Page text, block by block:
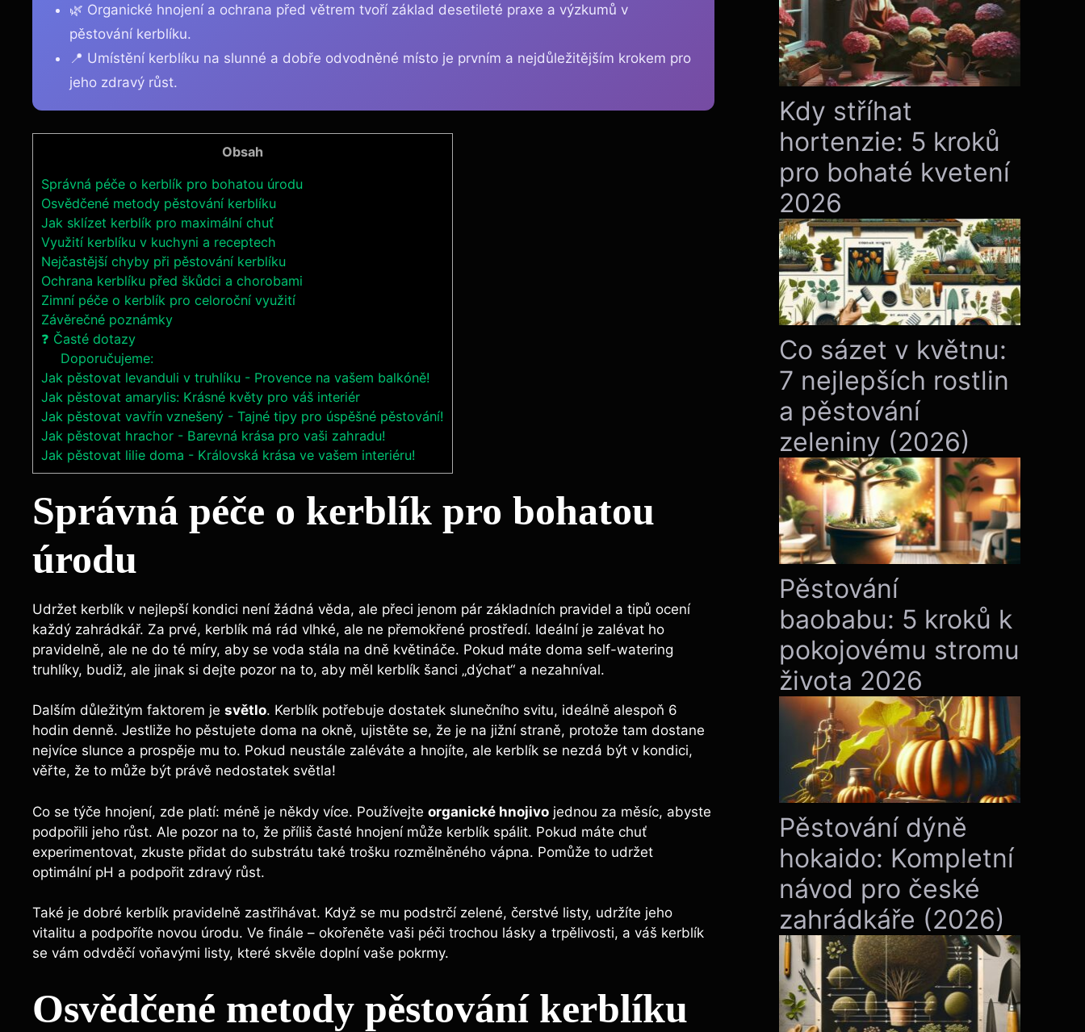
🌿 Organické hnojení a ochrana před větrem tvoří základ desetileté praxe a výzkumů v
pěstování kerblíku.
📍 Umístění kerblíku na slunné a dobře odvodněné místo je prvním a nejdůležitějším krokem pro
jeho zdravý růst.
Obsah
Správná péče o kerblík pro bohatou úrodu
Osvědčené metody pěstování kerblíku
Jak sklízet kerblík pro maximální chuť
Využití kerblíku v kuchyni a receptech
Nejčastější chyby při pěstování kerblíku
Ochrana kerblíku před škůdci a chorobami
Zimní péče o kerblík pro celoroční využití
Závěrečné poznámky
❓ Časté dotazy
Doporučujeme:
Jak pěstovat levanduli v truhlíku - Provence na vašem balkóně!
Jak pěstovat amarylis: Krásné květy pro váš interiér
Jak pěstovat vavřín vznešený - Tajné tipy pro úspěšné pěstování!
Jak pěstovat hrachor - Barevná krása pro vaši zahradu!
Jak pěstovat lilie doma - Královská krása ve vašem interiéru!
Správná péče o kerblík pro bohatou
úrodu
Udržet kerblík v nejlepší kondici není žádná věda, ale přeci jenom pár základních pravidel a tipů ocení
každý zahrádkář. Za prvé, kerblík má rád vlhké, ale ne přemokřené prostředí. Ideální je zalévat ho
pravidelně, ale ne do té míry, aby se voda stála na dně květináče. Pokud máte doma self-watering
truhlíky, budiž, ale jinak si dejte pozor na to, aby měl kerblík šanci „dýchat“ a nezahníval.
Dalším důležitým faktorem je světlo. Kerblík potřebuje dostatek slunečního svitu, ideálně alespoň 6
hodin denně. Jestliže ho pěstujete doma na okně, ujistěte se, že je na jižní straně, protože tam dostane
nejvíce slunce a prospěje mu to. Pokud neustále zaléváte a hnojíte, ale kerblík se nezdá být v kondici,
věřte, že to může být právě nedostatek světla!
Co se týče hnojení, zde platí: méně je někdy více. Používejte organické hnojivo jednou za měsíc, abyste
podpořili jeho růst. Ale pozor na to, že příliš časté hnojení může kerblík spálit. Pokud máte chuť
experimentovat, zkuste přidat do substrátu také trošku rozmělněného vápna. Pomůže to udržet
optimální pH a podpořit zdravý růst.
Také je dobré kerblík pravidelně zastřihávat. Když se mu podstrčí zelené, čerstvé listy, udržíte jeho
vitalitu a podpoříte novou úrodu. Ve finále – okořeněte vaši péči trochou lásky a trpělivosti, a váš kerblík
se vám odvděčí voňavými listy, které skvěle doplní vaše pokrmy.
Osvědčené metody pěstování kerblíku
Kdy stříhat
hortenzie: 5 kroků
pro bohaté kvetení
2026
Co sázet v květnu:
7 nejlepších rostlin
a pěstování
zeleniny (2026)
Pěstování
baobabu: 5 kroků k
pokojovému stromu
života 2026
Pěstování dýně
hokaido: Kompletní
návod pro české
zahrádkáře (2026)